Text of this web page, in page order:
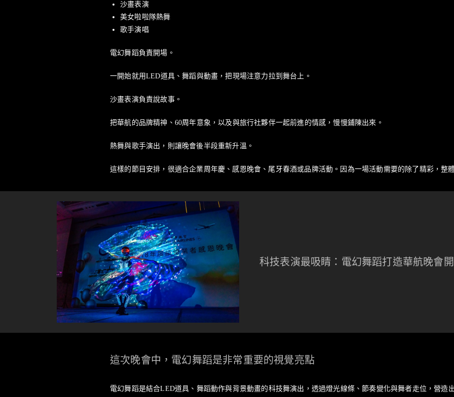
沙畫表演
美女啦啦隊熱舞
歌手演唱
電幻舞蹈負責開場。
一開始就用LED道具、舞蹈與動畫，把現場注意力拉到舞台上。
沙畫表演負責說故事。
把華航的品牌精神、60周年意象，以及與旅行社夥伴一起前進的情感，慢慢鋪陳出來。
熱舞與歌手演出，則讓晚會後半段重新升溫。
這樣的節目安排，很適合企業周年慶、感恩晚會、尾牙春酒或品牌活動。因為一場活動需要的除了精彩，整
科技表演最吸睛：電幻舞蹈打造華航晚會
這次晚會中，電幻舞蹈是非常重要的視覺亮點
電幻舞蹈是結合LED道具、舞蹈動作與背景動畫的科技舞演出，透過燈光線條、節奏變化與舞者走位，營造